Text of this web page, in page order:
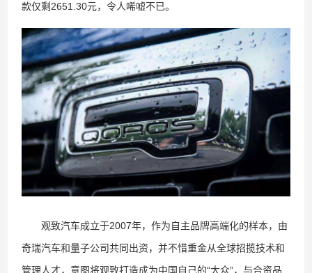
款仅剩2651.30元，令人唏嘘不已。
观致汽车成立于2007年，作为自主品牌高端化的样本，由
奇瑞汽车和量子公司共同出资，并不惜重金从全球招揽技术和
管理人才，意图将观致打造成为中国自己的“大众”，与合资品